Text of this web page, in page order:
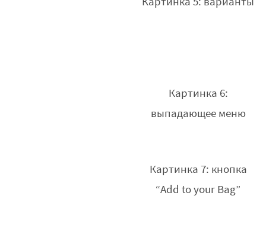
Картинка 6:
выпадающее меню
Картинка 7: кнопка
“Add to your Bag”